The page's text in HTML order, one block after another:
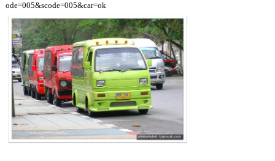
ode=005&scode=005&car=ok